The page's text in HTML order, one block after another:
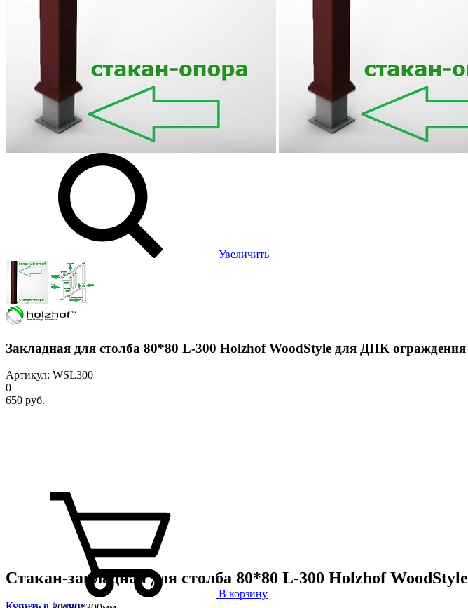
Увеличить
Закладная для столба 80*80 L-300 Holzhof WoodStyle для ДПК ограждения
Артикул: WSL300
0
650 руб.
В корзину
Стакан-закладная для столба 80*80 L-300 Holzhof WoodStyle